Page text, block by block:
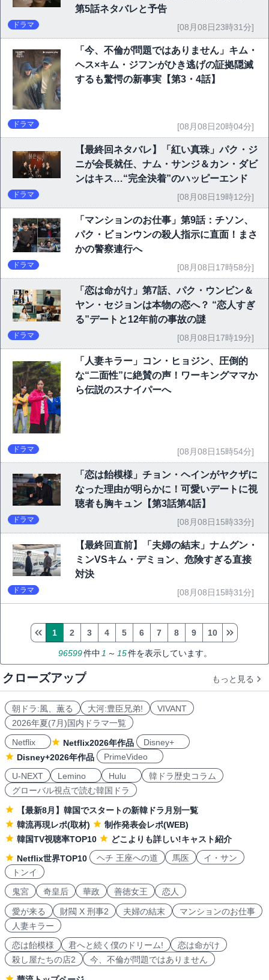
第5話ネタバレと予告
ドラマ [08月08日23時31分]
「今、不倫が問題ではありません」キム・
ヘス×キム・ジフンがひき逃げの証拠隠滅
するも驚愕の新事実【第3・4話】
ドラマ [08月08日20時04分]
【最終回ネタバレ】「紅い真珠」パク・ジ
ニが会長就任、ナム・サンジ＆カン・ダビ
ンはキス…“完全決着”のハッピーエンド
ドラマ [08月08日19時12分]
「マンションのお仕事」第9話：チソン、
パク・ビョンウンの殺人指示に直面！まさ
かの警察連行へ
ドラマ [08月08日17時58分]
「恋は命がけ」第7話、パク・ウンビン＆
ヤン・セジョンは本物の恋へ？ “恋人すぎ
る”デートと12年前の事故の謎
ドラマ [08月08日17時19分]
「人妻キラー」コン・ヒョジン、圧倒的
な“二面性”に絶賛の声！ワーキングママか
ら伝説のスナイパーへ
ドラマ [08月08日15時54分]
「恋は飴模様」チョン・ヘインがヤクザに
なった理由が明らかに！可愛いデートに視
聴者も胸キュン【第3話第4話】
ドラマ [08月08日15時33分]
【最終回直前】「夫婦の結末」ナムグン・
ミンVSキム・デミョン、危険すぎる直接
対決
ドラマ [08月08日15時31分]
96599件中 1 ～ 15件を表示しています。
1 2 3 4 5 6 7 8 9 10
クローズアップ もっと見る
朝ドラ:風、薫る 大河:豊臣兄弟!
VIVANT
2026年夏(7月)国内ドラマ一覧
Netflix
Netflix2026年作品
Disney+
Disney+2026年作品
PrimeVideo
U-NEXT
Lemino Hulu
韓ドラ歴史コラム
グローバル視点で読む韓国ドラ
【最新8月】韓国でスタートの新韓ドラ月別一覧
韓流再現レポ(取材)
制作発表会レポ(WEB)
韓国TV視聴率TOP10
どこよりも詳しい!キャスト紹介
Netflix世界TOP10
ヘチ 王座への道 馬医
イ・サン
トンイ
鬼宮
奇皇后 華政 善徳女王 恋人
愛が来る 財閥 X 刑事2 夫婦の結末
マンションのお仕事
人妻キラー
恋は飴模様
君へと続く僕のドリーム!
恋は命がけ
殺し屋たちの店2
今、不倫が問題ではありません